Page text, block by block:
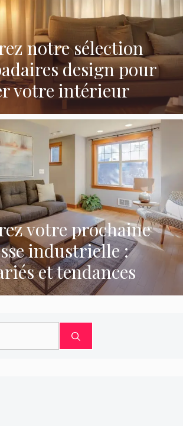
notre sélection
design pour
votre intérieur
votre prochaine
industrielle :
et tendances